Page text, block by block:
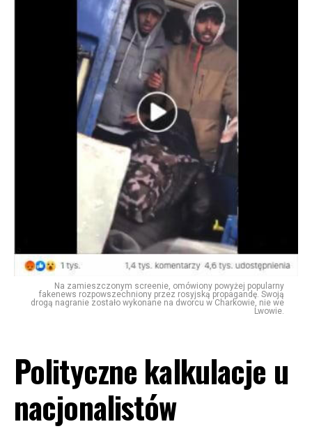
Na zamieszczonym screenie, omówiony powyżej popularny
fakenews rozpowszechniony przez rosyjską propagandę. Swoją
drogą nagranie zostało wykonane na dworcu w Charkowie, nie we
Lwowie.
Polityczne kalkulacje u
nacjonalistów